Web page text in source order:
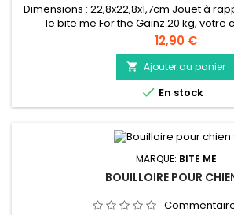
Dimensions : 22,8x22,8x1,7cm Jouet à
le bite me For the Gainz 20 kg, votre
impression dans le quartier ! Rassurez-
soulever ce poids facilement car en
bien sûr pas 20 kg. Il est même tellement
de flotter sur l'eau, mais chut ! C'est
Prix
12,90 €
 Ajouter au panier
 En stock
MARQUE: BITE ME
BOUILLOIRE POUR